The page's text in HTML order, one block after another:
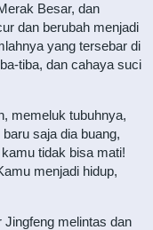
Besar, dan
dan berubah menjadi
yang tersebar di
tiba, dan cahaya suci
memeluk tubuhnya,
saja dia buang,
tidak bisa mati!
menjadi hidup,
melintas dan